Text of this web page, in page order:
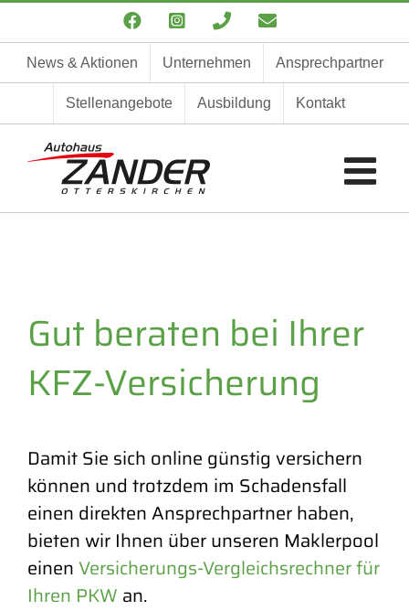
springen
FacebookInstagram
TelefonE-
Mail
News & Aktionen Unternehmen Ansprechpartner
Stellenangebote Ausbildung Kontakt
Gut beraten bei Ihrer
KFZ-Versicherung
Damit Sie sich online günstig versichern
können und trotzdem im Schadensfall
einen direkten Ansprechpartner haben,
bieten wir Ihnen über unseren Maklerpool
einenVersicherungs-Vergleichsrechner für
Ihren PKW an.